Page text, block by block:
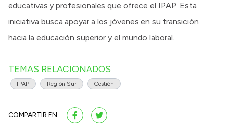
educativas y profesionales que ofrece el IPAP. Esta
iniciativa busca apoyar a los jóvenes en su transición
hacia la educación superior y el mundo laboral.
TEMAS RELACIONADOS
IPAP Región Sur Gestión
COMPARTIR EN: